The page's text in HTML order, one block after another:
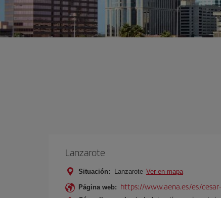
Lanzarote
Situación: Lanzarote Ver en mapa
Página web: https://www.aena.es/es/